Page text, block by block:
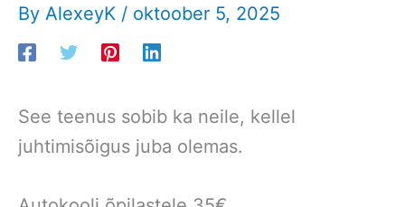
By AlexeyK / oktoober 5, 2025
See teenus sobib ka neile, kellel
juhtimisõigus juba olemas.